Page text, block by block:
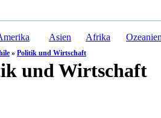
Asien Afrika
» Politik und Wirtschaft
und Wirtschaft